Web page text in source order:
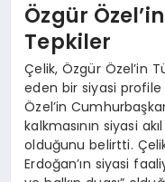
Özgür
Tepkiler
Çelik, Özgür Özel’in
eden bir siyasi
Özel’in
kalkmasının siyasi
olduğunu belirtti.
Erdoğan’ın siyasi